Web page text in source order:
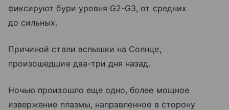
фиксируют бури уровня G2-G3, от средних
до сильных.
Причиной стали вспышки на Солнце,
произошедшие два-три дня назад.
Ночью произошло еще одно, более мощное
извержение плазмы, направленное в сторону